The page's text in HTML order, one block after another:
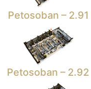
Petosoban – 2.91
Petosoban – 2.92